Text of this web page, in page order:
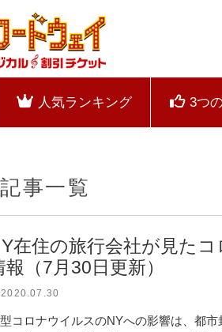
人気ランキング 3つ
事一覧
在住の旅行会社が見た
報（7月30日更新）
2020.07.30
コロナウイルスのNYへの影響は、都